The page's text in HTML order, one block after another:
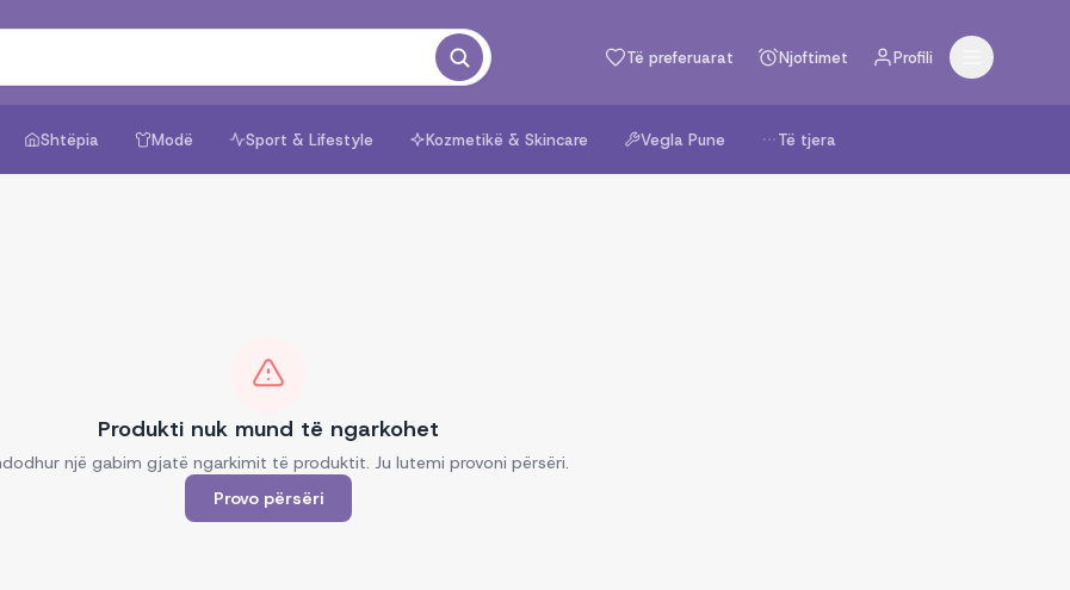
Të preferuarat Njoftimet Profili
Shtëpia Modë Sport & Lifestyle Kozmetikë & Skincare Vegla Pune Të tjera
Produkti nuk mund të ngarkohet
një gabim gjatë ngarkimit të produktit. Ju lutemi provoni përsëri.
Provo përsëri